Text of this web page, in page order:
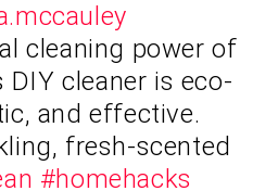
cleaning power of
DIY cleaner is eco-
and effective.
fresh-scented
#homehacks